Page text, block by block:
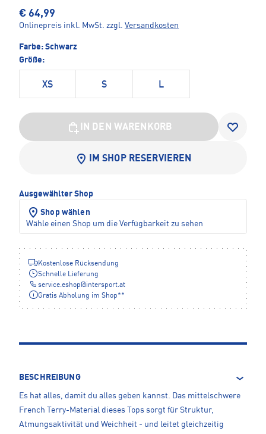
€ 64,99
Onlinepreis inkl. MwSt. zzgl. Versandkosten
Farbe: Schwarz
Größe:
XS S L
IN DEN WARENKORB
IM SHOP RESERVIEREN
Ausgewählter Shop
Shop wählen
Wähle einen Shop um die Verfügbarkeit zu sehen
Kostenlose Rücksendung
Schnelle Lieferung
service.eshop@ intersport.at
Gratis Abholung im Shop**
BESCHREIBUNG
Es hat alles, damit du alles geben kannst. Das mittelschwere
French Terry-Material dieses Tops sorgt für Struktur,
Atmungsaktivität und Weichheit - und leitet gleichzeitig